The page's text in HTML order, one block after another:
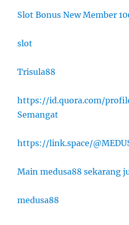
Slot Bonus New Member
slot
Trisula88
https://id.quora.com/
Semangat
https://link.space/
Main medusa88 sekarang
medusa88